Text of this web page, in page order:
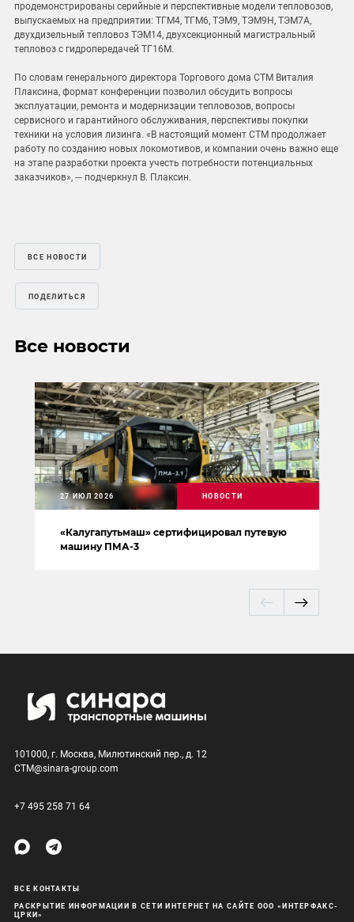
продемонстрированы серийные и перспективные модели тепловозов,
выпускаемых на предприятии: ТГМ4, ТГМ6, ТЭМ9, ТЭМ9Н, ТЭМ7А,
двухдизельный тепловоз ТЭМ14, двухсекционный магистральный
тепловоз с гидропередачей ТГ16М.
По словам генерального директора Торгового дома СТМ Виталия
Плаксина, формат конференции позволил обсудить вопросы
эксплуатации, ремонта и модернизации тепловозов, вопросы
сервисного и гарантийного обслуживания, перспективы покупки
техники на условия лизинга. «В настоящий момент СТМ продолжает
работу по созданию новых локомотивов, и компании очень важно еще
на этапе разработки проекта учесть потребности потенциальных
заказчиков», ─ подчеркнул В. Плаксин.
ВСЕ НОВОСТИ
ПОДЕЛИТЬСЯ
Все новости
«Калугапутьмаш» сертифицировал путевую
машину ПМА-3
27 ИЮЛ 2026 НОВОСТИ
101000, г. Москва, Милютинский пер., д. 12
CTM@sinara-group.com
+7 495 258 71 64
ВСЕ КОНТАКТЫ
РАСКРЫТИЕ ИНФОРМАЦИИ В СЕТИ ИНТЕРНЕТ НА САЙТЕ ООО «ИНТЕРФАКС-
ЦРКИ»